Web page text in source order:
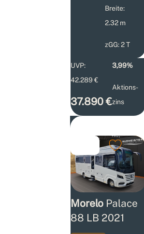
Breite:
2.32 m
zGG: 2 T
UVP:
42.289 €
37.890 €
3,99%
Aktions­
zins
Morelo Palace
88 LB 2021